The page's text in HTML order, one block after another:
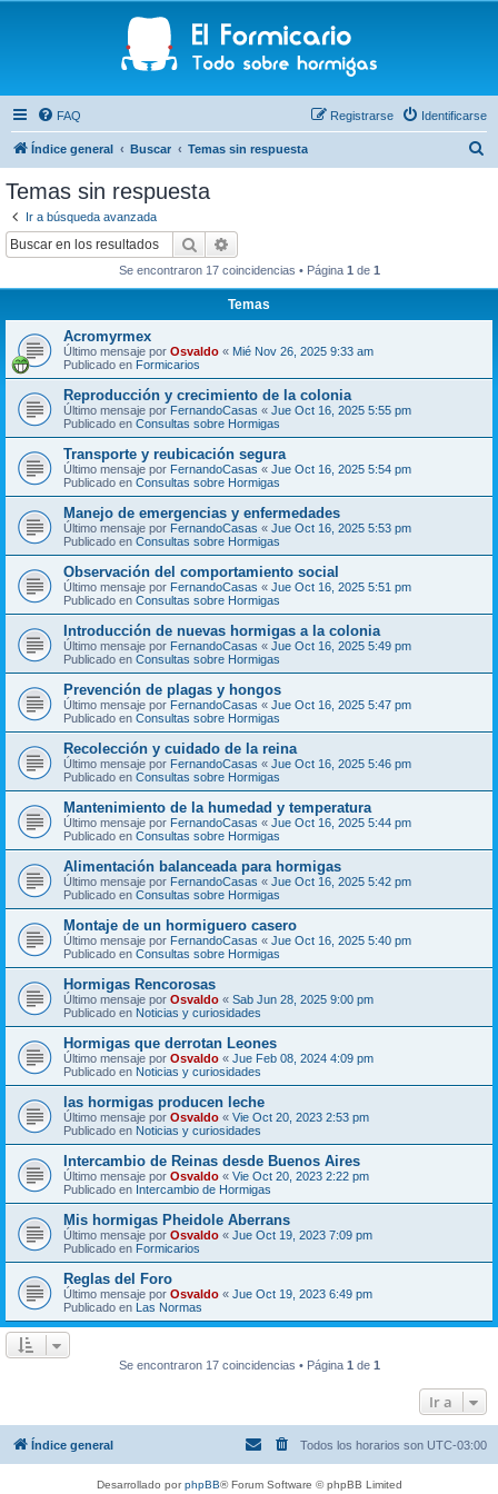
FAQ Identificarse
Registrarse
Índice general Buscar Temas sin respuesta
Temas sin respuesta
Ir a búsqueda avanzada
Buscar
Se encontraron 17 coincidencias • Página 1 de 1
Temas
Acromyrmex
Último mensaje por Osvaldo « Mié Nov 26, 2025 9:33 am
Publicado en Formicarios
Reproducción y crecimiento de la colonia
Último mensaje por FernandoCasas « Jue Oct 16, 2025 5:55 pm
Publicado en Consultas sobre Hormigas
Transporte y reubicación segura
Último mensaje por FernandoCasas « Jue Oct 16, 2025 5:54 pm
Publicado en Consultas sobre Hormigas
Manejo de emergencias y enfermedades
Último mensaje por FernandoCasas « Jue Oct 16, 2025 5:53 pm
Publicado en Consultas sobre Hormigas
Observación del comportamiento social
Último mensaje por FernandoCasas « Jue Oct 16, 2025 5:51 pm
Publicado en Consultas sobre Hormigas
Introducción de nuevas hormigas a la colonia
Último mensaje por FernandoCasas « Jue Oct 16, 2025 5:49 pm
Publicado en Consultas sobre Hormigas
Prevención de plagas y hongos
Último mensaje por FernandoCasas « Jue Oct 16, 2025 5:47 pm
Publicado en Consultas sobre Hormigas
Recolección y cuidado de la reina
Último mensaje por FernandoCasas « Jue Oct 16, 2025 5:46 pm
Publicado en Consultas sobre Hormigas
Mantenimiento de la humedad y temperatura
Último mensaje por FernandoCasas « Jue Oct 16, 2025 5:44 pm
Publicado en Consultas sobre Hormigas
Alimentación balanceada para hormigas
Último mensaje por FernandoCasas « Jue Oct 16, 2025 5:42 pm
Publicado en Consultas sobre Hormigas
Montaje de un hormiguero casero
Último mensaje por FernandoCasas « Jue Oct 16, 2025 5:40 pm
Publicado en Consultas sobre Hormigas
Hormigas Rencorosas
Último mensaje por Osvaldo « Sab Jun 28, 2025 9:00 pm
Publicado en Noticias y curiosidades
Hormigas que derrotan Leones
Último mensaje por Osvaldo « Jue Feb 08, 2024 4:09 pm
Publicado en Noticias y curiosidades
las hormigas producen leche
Último mensaje por Osvaldo « Vie Oct 20, 2023 2:53 pm
Publicado en Noticias y curiosidades
Intercambio de Reinas desde Buenos Aires
Último mensaje por Osvaldo « Vie Oct 20, 2023 2:22 pm
Publicado en Intercambio de Hormigas
Mis hormigas Pheidole Aberrans
Último mensaje por Osvaldo « Jue Oct 19, 2023 7:09 pm
Publicado en Formicarios
Reglas del Foro
Último mensaje por Osvaldo « Jue Oct 19, 2023 6:49 pm
Publicado en Las Normas
Se encontraron 17 coincidencias • Página 1 de 1
Ir a
Índice general Todos los horarios son UTC-03:00
Desarrollado porphpBB® Forum Software © phpBB Limited